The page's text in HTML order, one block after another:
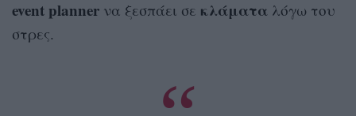
event planner να ξεσπάει σε κλάματα λόγω του
στρες.